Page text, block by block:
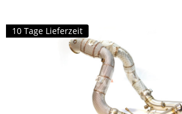
10 Tage Lieferzeit